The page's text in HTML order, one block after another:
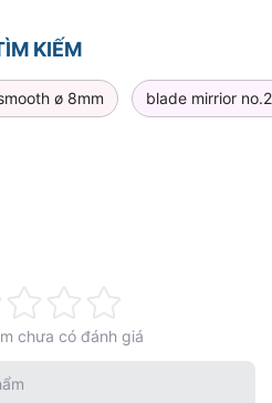
KIẾM
ø 8mm blade mirrior
chưa có đánh giá